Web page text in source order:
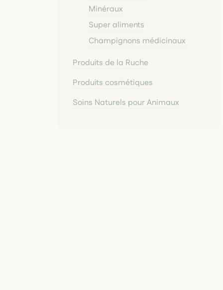
Minéraux
Super aliments
Champignons médicinaux
Produits de la Ruche
Produits cosmétiques
Soins Naturels pour Animaux